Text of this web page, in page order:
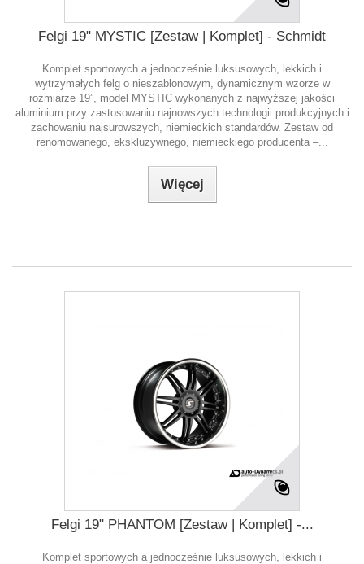
Felgi 19" MYSTIC [Zestaw | Komplet] - Schmidt
Komplet sportowych a jednocześnie luksusowych, lekkich i
wytrzymałych felg o nieszablonowym, dynamicznym wzorze w
rozmiarze 19”, model MYSTIC wykonanych z najwyższej jakości
aluminium przy zastosowaniu najnowszych technologii produkcyjnych i
zachowaniu najsurowszych, niemieckich standardów. Zestaw od
renomowanego, ekskluzywnego, niemieckiego producenta –...
Więcej
Felgi 19" PHANTOM [Zestaw | Komplet] -...
Komplet sportowych a jednocześnie luksusowych, lekkich i